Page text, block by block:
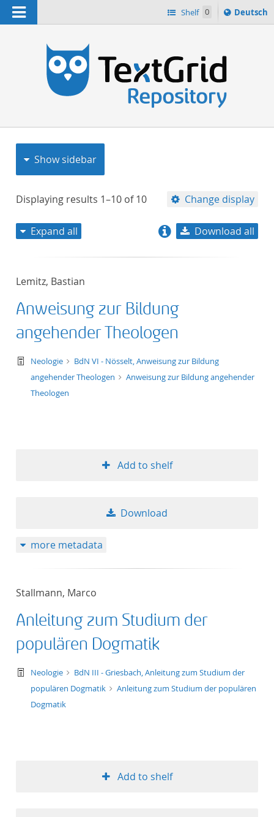
Navigation Shelf 0
Sprache
ï¿½ndern
Deutsch
Show sidebar
Displaying results 1–10 of10 Change display
format
Expand all Download all
Lemitz, Bastian
Anweisung zur Bildung
angehender Theologen
text/tg.work+xml
Neologie
BdN VI - Nösselt, Anweisung zur Bildung
angehender Theologen
Anweisung zur Bildung angehender
Theologen
Add to shelf
Download
more metadata
Stallmann, Marco
Anleitung zum Studium der
populären Dogmatik
text/tg.work+xml
Neologie
BdN III - Griesbach, Anleitung zum Studium der
populären Dogmatik
Anleitung zum Studium der populären
Dogmatik
Add to shelf